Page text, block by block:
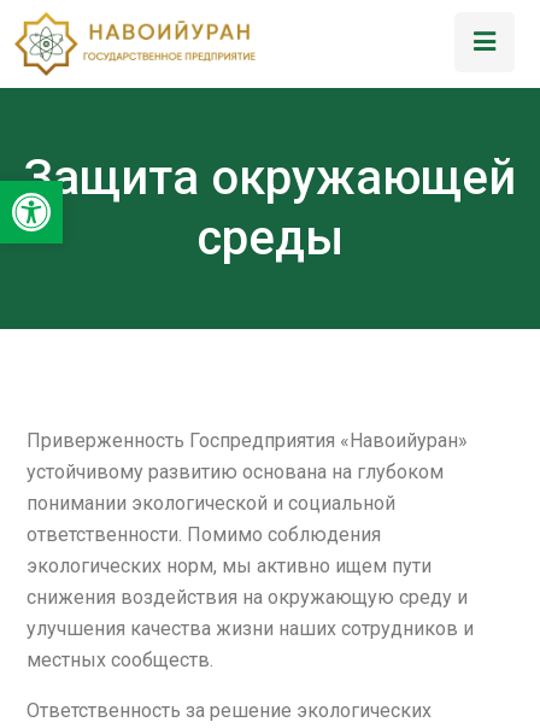
Открыть панель инструментовЗащита окружающей
среды
Приверженность Госпредприятия «Навоийуран»
устойчивому развитию основана на глубоком
понимании экологической и социальной
ответственности. Помимо соблюдения
экологических норм, мы активно ищем пути
снижения воздействия на окружающую среду и
улучшения качества жизни наших сотрудников и
местных сообществ.
Ответственность за решение экологических